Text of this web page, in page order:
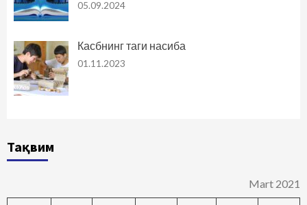
05.09.2024
Касбнинг таги насиба
01.11.2023
Тақвим
Mart 2021